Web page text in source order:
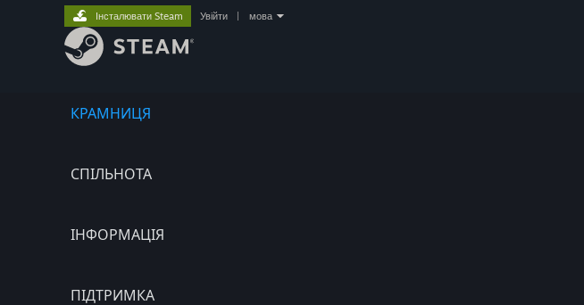
КРАМНИЦЯ
СПІЛЬНОТА
ІНФОРМАЦІЯ
ПІДТРИМКА
Інсталювати Steam Увійти мова